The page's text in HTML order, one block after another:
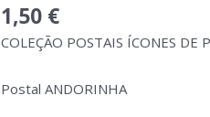
1,50 €
COLEÇÃO POSTAIS ÍCONES DE
Postal ANDORINHA